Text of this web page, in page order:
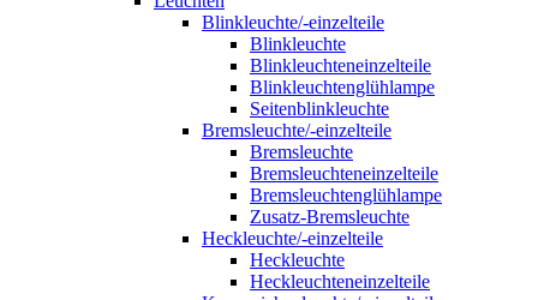
Blinkleuchte/-einzelteile
Blinkleuchte
Blinkleuchteneinzelteile
Blinkleuchtenglühlampe
Seitenblinkleuchte
Bremsleuchte/-einzelteile
Bremsleuchte
Bremsleuchteneinzelteile
Bremsleuchtenglühlampe
Zusatz-Bremsleuchte
Heckleuchte/-einzelteile
Heckleuchte
Heckleuchteneinzelteile